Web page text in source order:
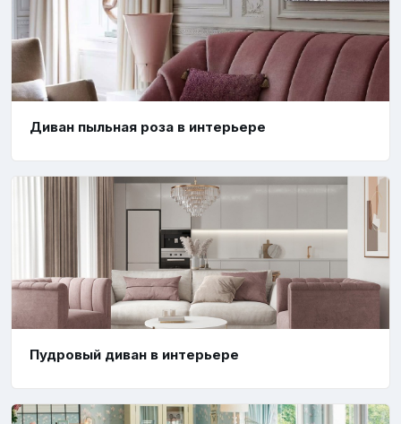
Диван пыльная роза в интерьере
Пудровый диван в интерьере